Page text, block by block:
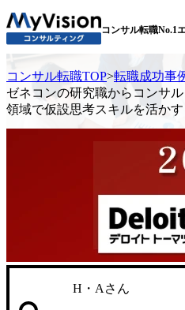
コンサル転職No.1
コンサル転職TOP>転職成功事
ゼネコンの研究職からコンサ
領域で仮設思考スキルを活かす
H・Aさん